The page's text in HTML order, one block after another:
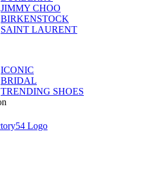
JIMMY CHOO
BIRKENSTOCK
SAINT LAURENT
ICONIC
BRIDAL
TRENDING SHOES